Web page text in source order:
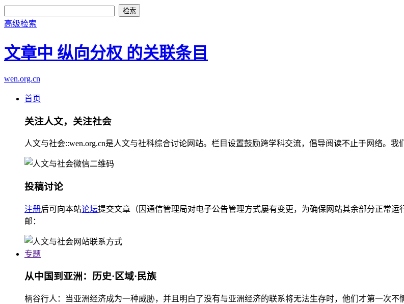
高级检索
文章中 纵向分权 的关联条目
wen.org.cn
首页
关注人文，关注社会
人文与社会::wen.org.cn是人文与社科综合讨论网站。栏目设置鼓励跨学科交流，倡导阅读不止于网络。
投稿讨论
注册后可向本站论坛提交文章（因通信管理局对电子公告管理方式屡有变更，为确保网站其余部分正常
邮：
专题
从中国到亚洲：历史·区域·民族
柄谷行人：当亚洲经济成为一种威胁，并且明白了没有与亚洲经济的联系将无法生存时，他们才第一次不